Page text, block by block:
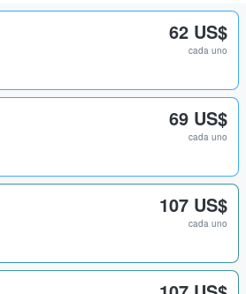
62 US$
cada uno
69 US$
cada uno
107 US$
cada uno